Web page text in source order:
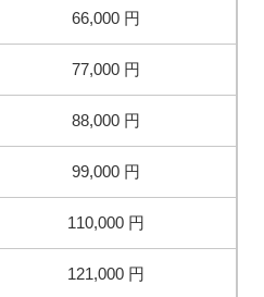
66,000 円
77,000 円
88,000 円
99,000 円
110,000 円
121,000 円